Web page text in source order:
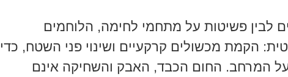
לבין פשיטות על מתחמי לחימה, הלוחמים
הקמת מכשולים קרקעיים ושינוי פני השטח, כדי
המרחב. החום הכבד, האבק והשחיקה אינם